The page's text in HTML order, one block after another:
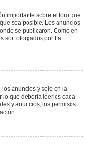
importante sobre el foro que
sea posible. Los anuncios
se publicaron. Como en
son otorgados por La
los anuncios y solo en la
lo que debería leerlos cada
y anuncios, los permisos